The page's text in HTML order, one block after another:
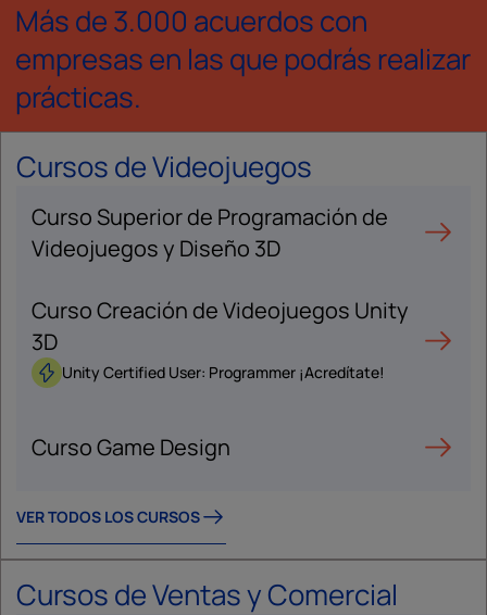
Más de 3.000 acuerdos con
empresas en las que podrás realizar
prácticas.
Cursos de Videojuegos
Curso Superior de Programación de
Videojuegos y Diseño 3D
Curso Creación de Videojuegos Unity
3D
Unity Certified User: Programmer ¡Acredítate!
Curso Game Design
VER TODOS LOS CURSOS
Cursos de Ventas y Comercial